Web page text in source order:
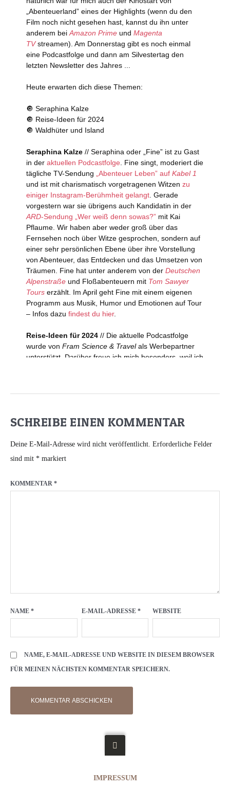
SCHREIBE EINEN KOMMENTAR
Deine E-Mail-Adresse wird nicht veröffentlicht. Erforderliche Felder
sind mit * markiert
KOMMENTAR *
NAME * E-MAIL-ADRESSE * WEBSITE
NAME, E-MAIL-ADRESSE UND WEBSITE IN DIESEM BROWSER
FÜR MEINEN NÄCHSTEN KOMMENTAR SPEICHERN.
IMPRESSUM